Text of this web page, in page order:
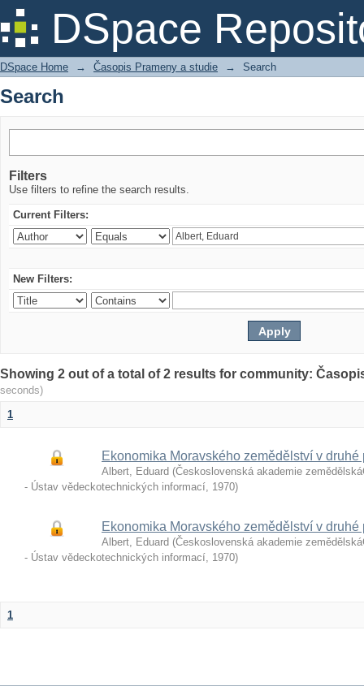
DSpace
Search
DSpace Home → Časopis Prameny a studie → Search
Search
Filters
Use filters to refine the search results.
Current Filters:
New Filters:
Showing 2 out of a total of 2 results for community:
seconds)
1
Ekonomika Moravského zemědělství v
Albert, Eduard (Československá akademie
- Ústav vědeckotechnických informací, 1970)
Ekonomika Moravského zemědělství v
Albert, Eduard (Československá akademie
- Ústav vědeckotechnických informací, 1970)
1